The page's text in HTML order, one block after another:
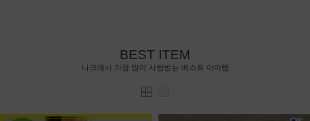
BEST ITEM
나크에서 가장 많이 사랑받는 베스트 아이템